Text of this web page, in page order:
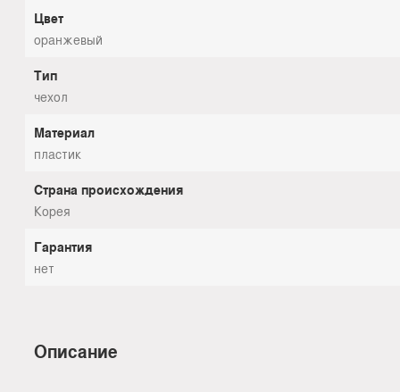
Цвет
оранжевый
Тип
чехол
Материал
пластик
Страна происхождения
Корея
Гарантия
нет
Описание